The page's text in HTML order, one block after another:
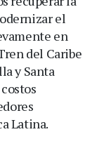
el
en
del Caribe
y Santa
Latina.